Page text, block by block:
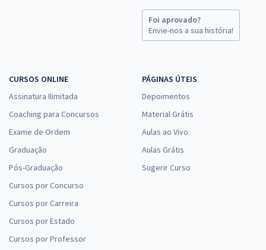
Foi aprovado?
Envie-nos a sua história!
CURSOS ONLINE
Assinatura Ilimitada
Coaching para Concursos
Exame de Ordem
Graduação
Pós-Graduação
Cursos por Concurso
Cursos por Carreira
Cursos por Estado
Cursos por Professor
PÁGINAS ÚTEIS
Depoimentos
Material Grátis
Aulas ao Vivo
Aulas Grátis
Sugerir Curso